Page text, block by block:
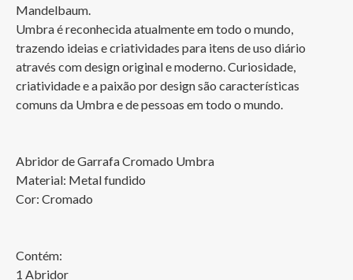
Mandelbaum.
Umbra é reconhecida atualmente em todo o mundo,
trazendo ideias e criatividades para itens de uso diário
através com design original e moderno. Curiosidade,
criatividade e a paixão por design são características
comuns da Umbra e de pessoas em todo o mundo.
Abridor de Garrafa Cromado Umbra
Material: Metal fundido
Cor: Cromado
Contém:
1 Abridor